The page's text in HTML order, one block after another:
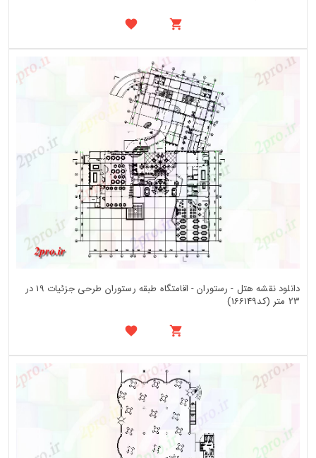
دانلود نقشه هتل - رستوران - اقامتگاه طبقه رستوران طرحی جزئیات 19 در
23 متر (کد166149)